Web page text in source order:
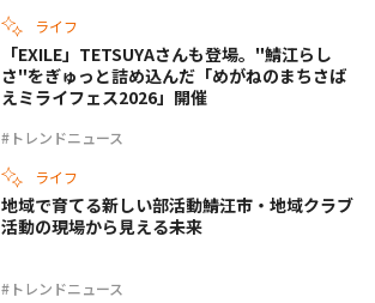
ライフ
#トレンドニュース
「EXILE」TETSUYAさんも登場。"鯖江らし
さ"をぎゅっと詰め込んだ「めがねのまちさば
えミライフェス2026」開催
ライフ
#トレンドニュース
地域で育てる新しい部活動――鯖江市・地域クラブ
活動の現場から見える未来